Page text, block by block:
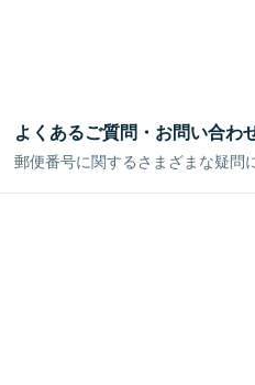
よくあるご質問・お問い合わ
郵便番号に関するさまざまな疑問